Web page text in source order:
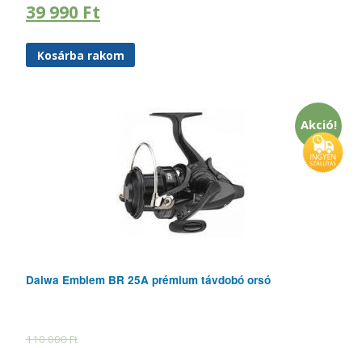
39 990 Ft
Kosárba rakom
Akció!
Daiwa Emblem BR 25A prémium távdobó orsó
110 000Ft